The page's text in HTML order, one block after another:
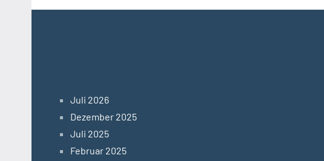
Juli 2026
Dezember 2025
Juli 2025
Februar 2025